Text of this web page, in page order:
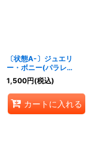
〔状態A-〕ジュエリ
ー・ボニー(パラレ
ル/illust:Sunohara)
【SR/P】{OP07-026}
1,500円(税込)
カートに入れる